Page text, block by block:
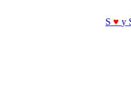
S ♥ y